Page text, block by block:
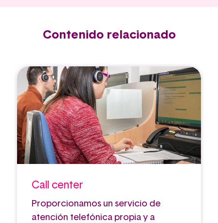
Contenido relacionado
Call center
Proporcionamos un servicio de
atención telefónica propia y a